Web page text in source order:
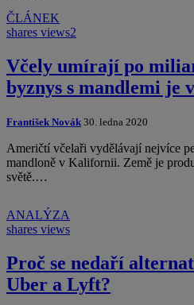
ČLÁNEK
shares views2
Včely umírají po
byznys s mandlemi je
František Novák 30. ledna 2020
Američtí včelaři vydělávají nejvíce
mandloně v Kalifornii. Země je
světě.…
ANALÝZA
shares views
Proč se nedaří
Uber a Lyft?